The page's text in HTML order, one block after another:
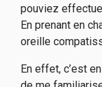
pouviez
En prenant en
oreille
En effet, c’est